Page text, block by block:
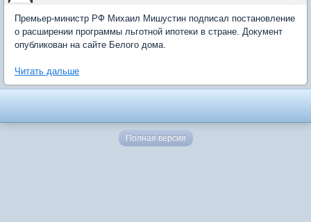
Премьер-министр РФ Михаил Мишустин подписал постановление
о расширении программы льготной ипотеки в стране. Документ
опубликован на сайте Белого дома.
Читать дальше
Полная версия